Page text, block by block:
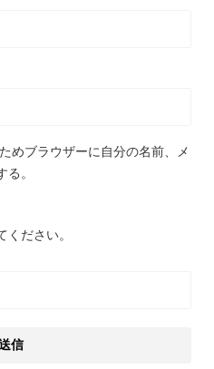
めブラウザーに自分の名前、メ
。
ださい。